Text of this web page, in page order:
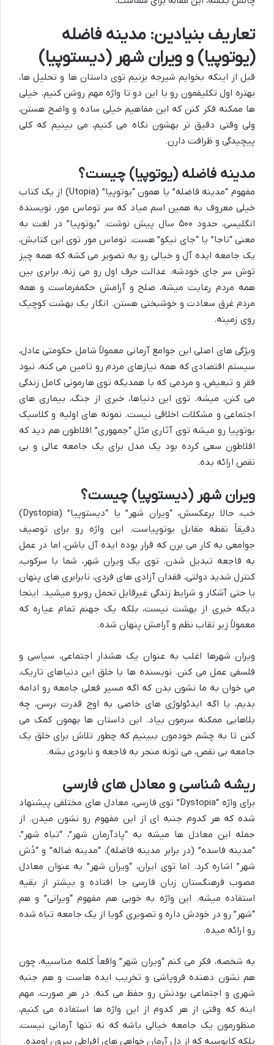
تعاریف بنیادین: مدینه فاضله
(یوتوپیا) و ویران شهر (دیستوپیا)
قبل از اینکه بخوایم شیرجه بزنیم توی داستان ها و تحلیل ها،
بهتره اول تکلیفمون رو با این دو تا واژه مهم روشن کنیم. خیلی
ها ممکنه فکر کنن که این مفاهیم خیلی ساده و واضح هستن،
ولی وقتی دقیق تر بهشون نگاه می کنیم، می بینیم که کلی
پیچیدگی و ظرافت دارن.
مدینه فاضله (یوتوپیا) چیست؟
مفهوم “مدینه فاضله” یا همون “یوتوپیا” (Utopia) از یک کتاب
خیلی معروف به همین اسم میاد که سر توماس مور، نویسنده
انگلیسی، حدود ۵۰۰ سال پیش نوشت. “یوتوپیا” در لغت به
معنی “ناجا” یا “جای نیکو” هست. توماس مور توی این کتابش،
یک جامعه ایده آل و خیالی رو به تصویر می کشه که همه چیز
توش سر جای خودشه. عدالت حرف اول رو می زنه، برابری بین
همه مردم رعایت میشه، صلح و آرامش حکمفرماست و همه
مردم غرق سعادت و خوشبختی هستن. انگار یک بهشت کوچیک
روی زمینه.
ویژگی های اصلی این جوامع آرمانی معمولاً شامل حکومتی عادل،
سیستم اقتصادی که همه نیازهای مردم رو تامین می کنه، نبود
فقر و تبعیض، و مردمی که با همدیگه توی هارمونی کامل زندگی
می کنن، میشه. توی این دنیاها، خبری از جنگ، بیماری های
اجتماعی و مشکلات اخلاقی نیست. نمونه های اولیه و کلاسیک
یوتوپیا رو میشه توی آثاری مثل “جمهوری” افلاطون هم دید که
افلاطون سعی کرده بود یک مدل برای یک جامعه عالی و بی
نقص ارائه بده.
ویران شهر (دیستوپیا) چیست؟
خب، حالا برعکسش، “ویران شهر” یا “دیستوپیا” (Dystopia)
دقیقاً نقطه مقابل یوتوپیاست. این واژه رو برای توصیف
جوامعی به کار می برن که قرار بوده ایده آل باشن، اما در عمل
به فاجعه تبدیل شدن. توی یک ویران شهر، شما با سرکوب،
کنترل شدید دولتی، فقدان آزادی های فردی، نابرابری های پنهان
یا حتی آشکار و شرایط زندگی غیرقابل تحمل روبرو میشید. اینجا
دیگه خبری از بهشت نیست، بلکه یک جهنم تمام عیاره که
معمولاً زیر نقاب نظم و آرامش پنهان شده.
ویران شهرها اغلب به عنوان یک هشدار اجتماعی، سیاسی و
فلسفی عمل می کنن. نویسنده ها با خلق این دنیاهای تاریک،
می خوان به ما نشون بدن که اگه مسیر فعلی جامعه رو ادامه
بدیم، یا اگه ایدئولوژی های خاصی به اوج قدرت برسن، چه
بلاهایی ممکنه سرمون بیاد. این داستان ها بهمون کمک می
کنن تا به چشم خودمون ببینیم که چطور تلاش برای خلق یک
جامعه بی نقص، می تونه منجر به فاجعه و نابودی بشه.
ریشه شناسی و معادل های فارسی
برای واژه “Dystopia” توی فارسی، معادل های مختلفی پیشنهاد
شده که هر کدوم جنبه ای از این مفهوم رو نشون میدن. از
جمله این معادل ها میشه به “پادآرمان شهر”، “تباه شهر”،
“مدینه فاسده” (در برابر مدینه فاضله)، “مدینه ضاله” و “دُش
شهر” اشاره کرد. اما توی ایران، “ویران شهر” به عنوان معادل
مصوب فرهنگستان زبان فارسی جا افتاده و بیشتر از بقیه
استفاده میشه. این واژه به خوبی هم مفهوم “ویرانی” و هم
“شهر” رو در خودش داره و تصویری گویا از یک جامعه تباه شده
رو ارائه میده.
به شخصه، فکر می کنم “ویران شهر” واقعاً کلمه مناسبیه، چون
هم نشون دهنده فروپاشی و تخریب ایده هاست و هم جنبه
شهری و اجتماعی بودنش رو حفظ می کنه. در هر صورت، مهم
اینه که وقتی از هر کدوم از این واژه ها استفاده می کنیم،
منظورمون یک جامعه خیالی باشه که نه تنها آرمانی نیست،
بلکه کابوسیه که از دل آرمان خواهی های افراطی بیرون اومده.